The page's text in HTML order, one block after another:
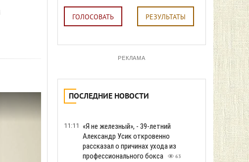
ГОЛОСОВАТЬ РЕЗУЛЬТАТЫ
РЕКЛАМА
ПОСЛЕДНИЕ НОВОСТИ
11:11
«Я не железный», - 39-летний
Александр Усик откровенно
рассказал о причинах ухода из
профессионального бокса
63